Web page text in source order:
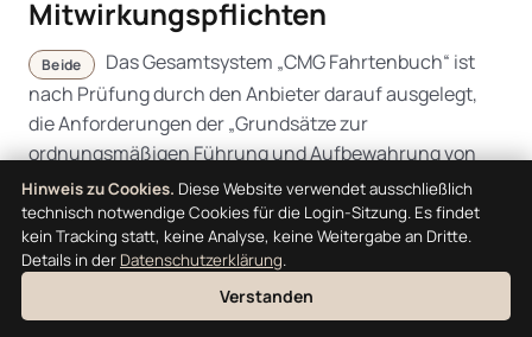
Mitwirkungspflichten
Beide
Das Gesamtsystem „CMG Fahrtenbuch“ ist
nach Prüfung durch den Anbieter darauf ausgelegt,
die Anforderungen der „Grundsätze zur
ordnungsmäßigen Führung und Aufbewahrung von
Büchern, Aufzeichnungen und Unterlagen in
elektronischer Form sowie zum Datenzugriff“ (GoBD)
zu erfüllen. Die technischen und organisatorischen
Maßnahmen sind in derKonformitätserklärung
Hinweis zu Cookies. Diese Website verwendet ausschließlich
technisch notwendige Cookies für die Login-Sitzung. Es findet
kein Tracking statt, keine Analyse, keine Weitergabe an Dritte.
Details in der Datenschutzerklärung.
Verstanden